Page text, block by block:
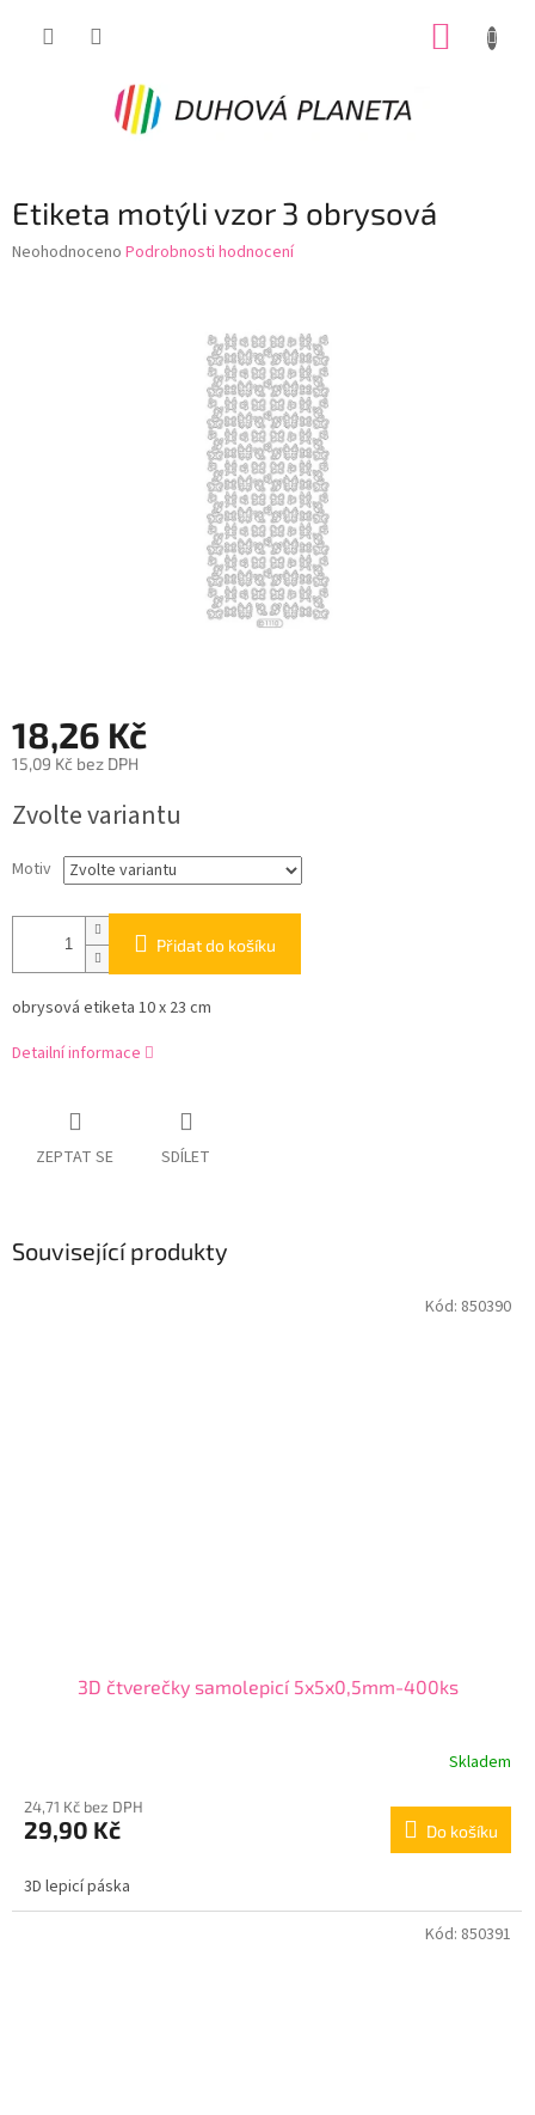
Etiketa motýli vzor 3 obrysová
Průměrné
Neohodnoceno Podrobnosti hodnocení
18,26 Kč
15,09 Kč bez DPH
cena:
Zvolte variantu
Motiv
Přidat do košíku
obrysová etiketa 10 x 23 cm
Detailní informace
ZEPTAT SE SDÍLET
Související produkty
3D čtverečky samolepicí 5x5x0,5mm-400ks
Skladem
24,71 Kč bez DPH
29,90 Kč Do košíku
3D lepicí páska
Kód: 850390
Kód: 850391